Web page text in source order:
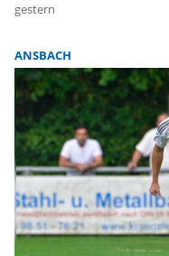
gestern
ANSBACH